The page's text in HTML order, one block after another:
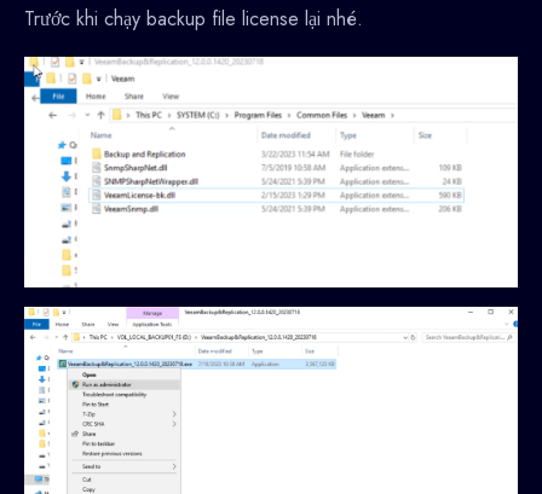
Trước khi chạy backup file license lại nhé.